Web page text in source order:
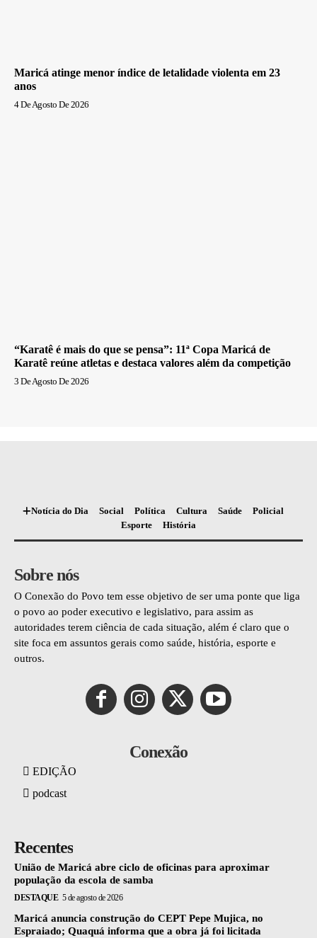
Maricá atinge menor índice de letalidade violenta em 23
anos
4 De Agosto De 2026
“Karatê é mais do que se pensa”: 11ª Copa Maricá de
Karatê reúne atletas e destaca valores além da competição
3 De Agosto De 2026
Notícia do Dia Social Política Cultura Saúde
Policial
Esporte
História
Sobre nós
O Conexão do Povo tem esse objetivo de ser uma ponte que liga
o povo ao poder executivo e legislativo, para assim as
autoridades terem ciência de cada situação, além é claro que o
site foca em assuntos gerais como saúde, história, esporte e
outros.
Conexão
EDIÇÃO
podcast
Recentes
União de Maricá abre ciclo de oficinas para aproximar
população da escola de samba
DESTAQUE 5 de agosto de 2026
Maricá anuncia construção do CEPT Pepe Mujica, no
Espraiado; Quaquá informa que a obra já foi licitada